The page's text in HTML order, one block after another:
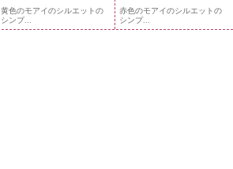
黄色のモアイのシルエットの
シンプ...
赤色のモアイのシルエットの
シンプ...